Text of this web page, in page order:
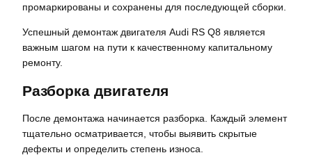
промаркированы и сохранены для последующей сборки.
Успешный демонтаж двигателя Audi RS Q8 является
важным шагом на пути к качественному капитальному
ремонту.
Разборка двигателя
После демонтажа начинается разборка. Каждый элемент
тщательно осматривается, чтобы выявить скрытые
дефекты и определить степень износа.